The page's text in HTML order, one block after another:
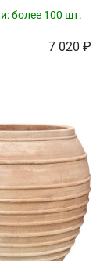
более 100 шт.
7 020 ₽